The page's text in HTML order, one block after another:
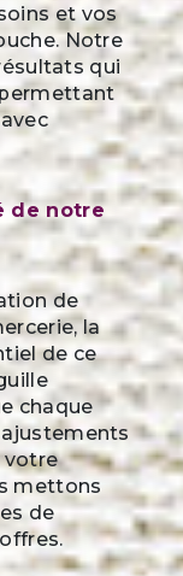
et vos
Notre
qui
de notre
de
la
de ce
chaque
votre
mettons
de